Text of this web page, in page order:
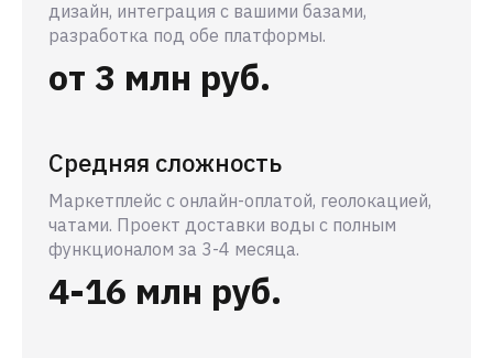
дизайн, интеграция с вашими базами,
разработка под обе платформы.
от 3 млн руб.
Средняя сложность
Маркетплейс с онлайн-оплатой, геолокацией,
чатами. Проект доставки воды с полным
функционалом за 3-4 месяца.
4-16 млн руб.